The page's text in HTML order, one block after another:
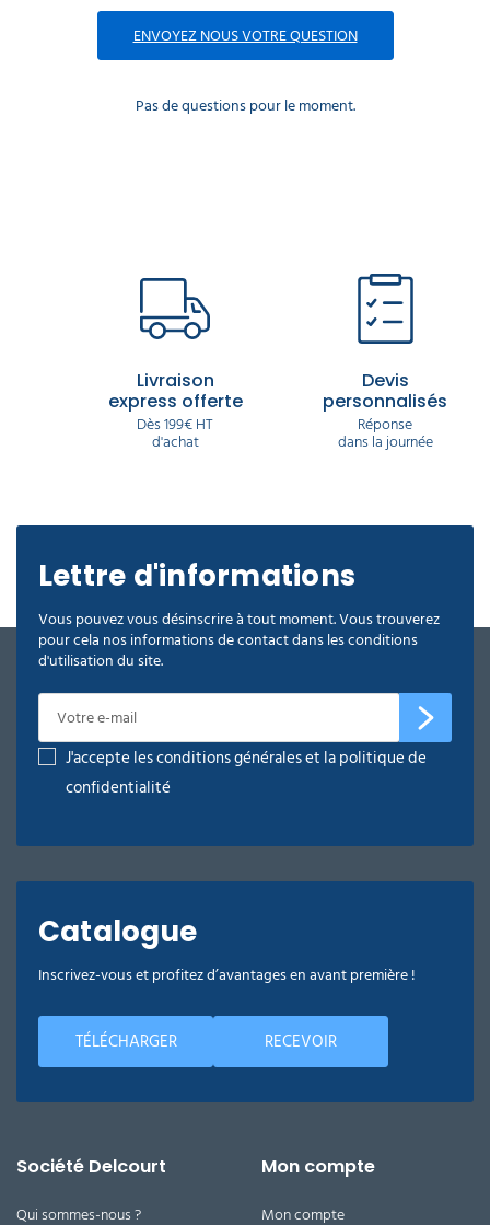
ENVOYEZ NOUS VOTRE QUESTION
Pas de questions pour le moment.
Livraison
express offerte
Dès 199€ HT
d'achat
Devis
personnalisés
Réponse
dans la journée
Lettre d'informations
Vous pouvez vous désinscrire à tout moment. Vous trouverez
pour cela nos informations de contact dans les conditions
d'utilisation du site.
J'accepte les conditions générales et la politique de
confidentialité
Catalogue
Inscrivez-vous et profitez d’avantages en avant première !
TÉLÉCHARGER RECEVOIR
Société Delcourt
Qui sommes-nous ?
Mon compte
Mon compte